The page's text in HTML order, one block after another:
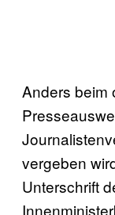
Anders beim
vergeben
Unterschrift